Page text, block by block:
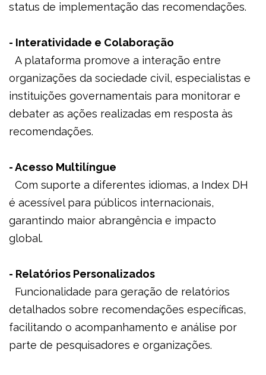
status de implementação das recomendações.
- Interatividade e Colaboração
A plataforma promove a interação entre
organizações da sociedade civil, especialistas e
instituições governamentais para monitorar e
debater as ações realizadas em resposta às
recomendações.
- Acesso Multilíngue
Com suporte a diferentes idiomas, a Index DH
é acessível para públicos internacionais,
garantindo maior abrangência e impacto
global.
- Relatórios Personalizados
Funcionalidade para geração de relatórios
detalhados sobre recomendações específicas,
facilitando o acompanhamento e análise por
parte de pesquisadores e organizações.